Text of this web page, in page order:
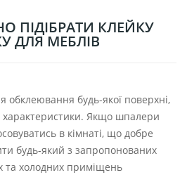
ПІДІБРАТИ КЛЕЙКУ
ДЛЯ МЕБЛІВ
обклеювання будь-якої поверхні,
характеристики. Якщо шпалери
в кімнаті, що добре
будь-який з запропонованих
та холодних приміщень